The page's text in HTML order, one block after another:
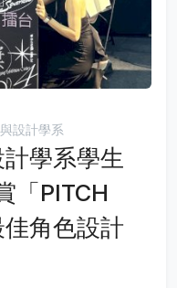
設計學系
學系學生
「PITCH
角色設計